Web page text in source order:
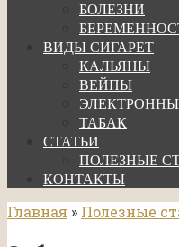
БОЛЕЗНИ
ВИДЫ СИГАРЕТ
КАЛЬЯНЫ
ВЕЙПЫ
ТАБАК
СТАТЬИ
ПОЛЕЗНЫЕ
КОНТАКТЫ
Главная » Полезные